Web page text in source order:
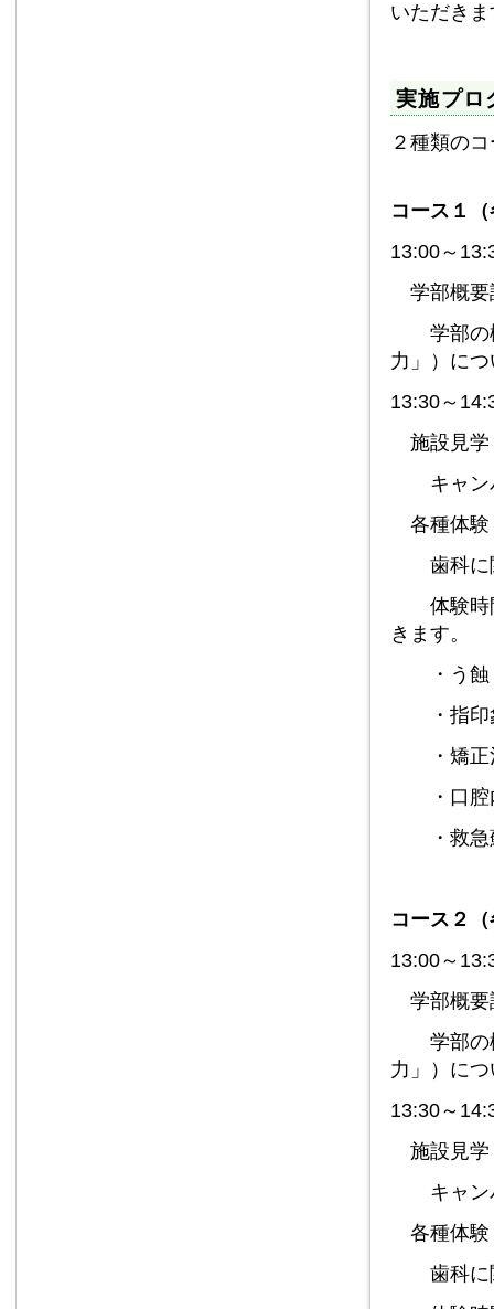
いただき
実施プロ
２種類の
コース１（
13:00～
学部概要
学部の概
力」）に
13:30～
施設見学
キャン
各種体験
歯科に関
体験時間
きます。
・う蝕
・指印
・矯正
・口腔
・救急
コース２ （
13:00～
学部概要
学部の概
力」）に
13:30～
施設見学
キャン
各種体験
歯科に関